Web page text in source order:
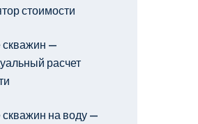
стоимости
скважин —
расчет
на воду —